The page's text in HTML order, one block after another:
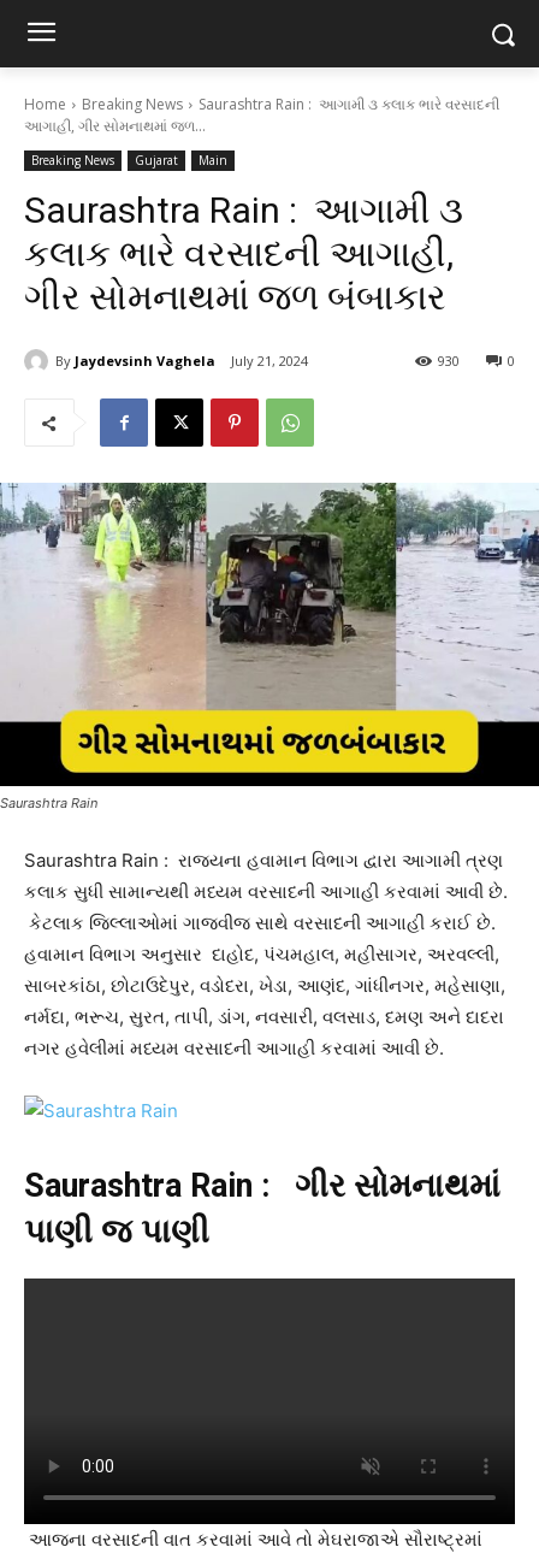
Home Breaking News
Saurashtra Rain : આગામી ૩ કલાક ભારે વરસાદની
આગાહી, ગીર સોમનાથમાં જળ...
Breaking News Gujarat Main
Saurashtra Rain : આગામી ૩
કલાક ભારે વરસાદની આગાહી,
ગીર સોમનાથમાં જળ બંબાકાર
By Jaydevsinh Vaghela July 21, 2024 0
930
Saurashtra Rain
Saurashtra Rain : રાજ્યના હવામાન વિભાગ દ્વારા આગામી ત્રણ
કલાક સુધી સામાન્યથી મધ્યમ વરસાદની આગાહી કરવામાં આવી છે.
કેટલાક જિલ્લાઓમાં ગાજવીજ સાથે વરસાદની આગાહી કરાઈ છે.
હવામાન વિભાગ અનુસાર દાહોદ, પંચમહાલ, મહીસાગર, અરવલ્લી,
સાબરકાંઠા, છોટાઉદેપુર, વડોદરા, ખેડા, આણંદ, ગાંધીનગર, મહેસાણા,
નર્મદા, ભરૂચ, સુરત, તાપી, ડાંગ, નવસારી, વલસાડ, દમણ અને દાદરા
નગર હવેલીમાં મધ્યમ વરસાદની આગાહી કરવામાં આવી છે.
Saurashtra Rain : ગીર સોમનાથમાં
પાણી જ પાણી
આજના વરસાદની વાત કરવામાં આવે તો મેઘરાજાએ સૌરાષ્ટ્રમાં